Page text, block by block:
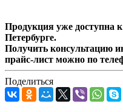
Продукция уже доступна
Петербурге.
Получить консультацию
прайс-лист можно по
Поделиться